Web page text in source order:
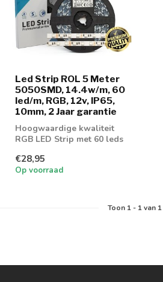
Led Strip ROL 5 Meter
5050SMD, 14.4w/m, 60
led/m, RGB, 12v, IP65,
10mm, 2 Jaar garantie
Hoogwaardige kwaliteit
RGB LED Strip met 60 leds
€28,95
Op voorraad
Toon 1- 1van 1